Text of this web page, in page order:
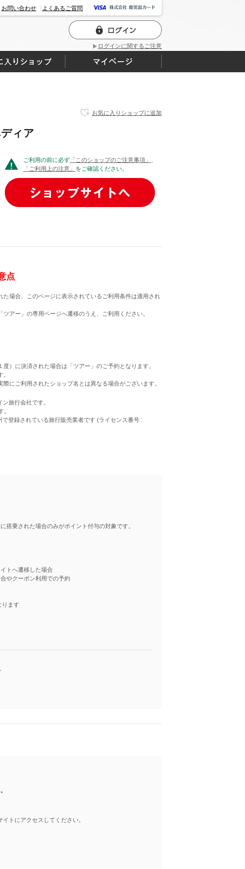
ログインに関するご注意
お問い合わせ よくあるご質問
お気に入りショップに追加
ィア
ご利用の前に必ず 「このショップのご注意事項」 、
「ご利用上の注意」 をご確認ください。
点
場合、このページに表示されているご利用条件は適用され
アー」の専用ページへ遷移のうえ、ご利用ください。
）に決済された場合は「ツアー」のご予約となります。
にご利用されたショップ名とは異なる場合がございます。
旅行会社です。
登録されている旅行販売業者です (ライセンス番号 :
搭乗された場合のみがポイント付与の対象です。
トへ遷移した場合
やクーポン利用での予約
ります
トにアクセスしてください。